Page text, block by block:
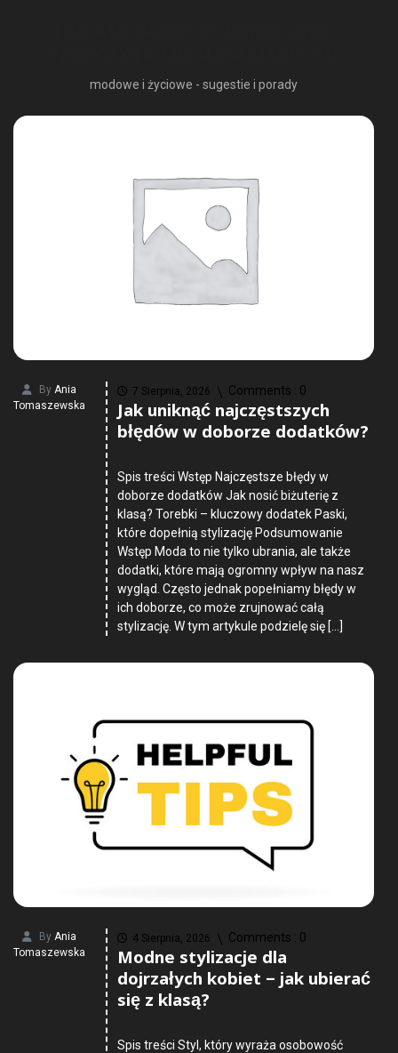
modowe i życiowe - sugestie i porady
By Ania
Tomaszewska
7 Sierpnia, 2026 Comments : 0
Jak uniknąć najczęstszych
błędów w doborze dodatków?
Spis treści Wstęp Najczęstsze błędy w
doborze dodatków Jak nosić biżuterię z
klasą? Torebki – kluczowy dodatek Paski,
które dopełnią stylizację Podsumowanie
Wstęp Moda to nie tylko ubrania, ale także
dodatki, które mają ogromny wpływ na nasz
wygląd. Często jednak popełniamy błędy w
ich doborze, co może zrujnować całą
stylizację. W tym artykule podzielę się […]
By Ania
Tomaszewska
4 Sierpnia, 2026 Comments : 0
Modne stylizacje dla
dojrzałych kobiet – jak ubierać
się z klasą?
Spis treści Styl, który wyraża osobowość